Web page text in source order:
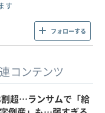
す
フォローする
コンテンツ
超…ランサムで「給